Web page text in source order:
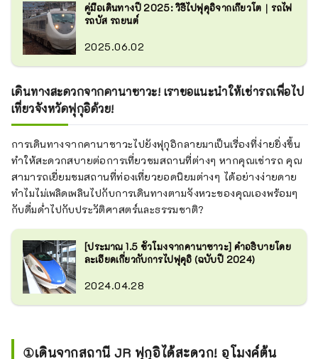
คู่มือเดินทางปี 2025: วิธีไปฟุคุอิจากเกียวโต｜รถไฟ
รถบัส รถยนต์
2025.06.02
เดินทางสะดวกจากคานาซาวะ! เราขอแนะนำให้เช่ารถเพื่อไป
เที่ยวจังหวัดฟุกุอิด้วย!
การเดินทางจากคานาซาวะไปยังฟุกุอิกลายมาเป็นเรื่องที่ง่ายยิ่งขึ้น
ทำให้สะดวกสบายต่อการเที่ยวชมสถานที่ต่างๆ หากคุณเช่ารถ คุณ
สามารถเยี่ยมชมสถานที่ท่องเที่ยวยอดนิยมต่างๆ ได้อย่างง่ายดาย
ทำไมไม่เพลิดเพลินไปกับการเดินทางตามจังหวะของคุณเองพร้อมๆ
กับดื่มด่ำไปกับประวัติศาสตร์และธรรมชาติ?
[ประมาณ 1.5 ชั่วโมงจากคานาซาวะ] คำอธิบายโดย
ละเอียดเกี่ยวกับการไปฟุคุอิ (ฉบับปี 2024)
2024.04.28
①เดินจากสถานี JR ฟุกุอิได้สะดวก! อุโมงค์ต้น